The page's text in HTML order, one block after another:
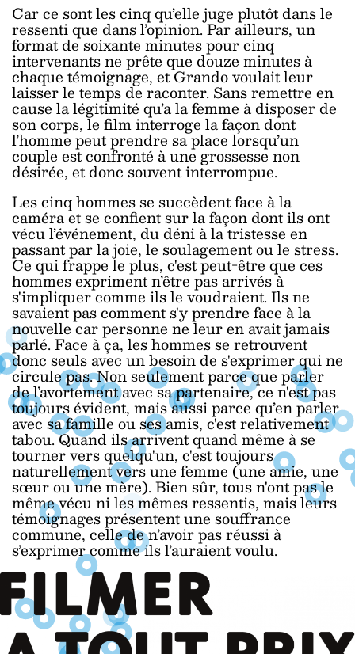
Car ce sont les cinq qu’elle juge plutôt dans le
ressenti que dans l’opinion. Par ailleurs, un
format de soixante minutes pour cinq
intervenants ne prête que douze minutes à
chaque témoignage, et Grando voulait leur
laisser le temps de raconter. Sans remettre en
cause la légitimité qu’a la femme à disposer de
son corps, le film interroge la façon dont
l’homme peut prendre sa place lorsqu’un
couple est confronté à une grossesse non
désirée, et donc souvent interrompue.
Les cinq hommes se succèdent face à la
caméra et se confient sur la façon dont ils ont
vécu l’événement, du déni à la tristesse en
passant par la joie, le soulagement ou le stress.
Ce qui frappe le plus, c'est peut-être que ces
hommes expriment n’être pas arrivés à
s'impliquer comme ils le voudraient. Ils ne
savaient pas comment s'y prendre face à la
nouvelle car personne ne leur en avait jamais
parlé. Face à ça, les hommes se retrouvent
donc seuls avec un besoin de s'exprimer qui ne
circule pas. Non seulement parce que parler
de l’avortement avec sa partenaire, ce n'est pas
toujours évident, mais aussi parce qu’en parler
avec sa famille ou ses amis, c'est relativement
tabou. Quand ils arrivent quand même à se
tourner vers quelqu'un, c'est toujours
naturellement vers une femme (une amie, une
sœur ou une mère). Bien sûr, tous n'ont pas le
même vécu ni les mêmes ressentis, mais leurs
témoignages présentent une souffrance
commune, celle de n’avoir pas réussi à
s’exprimer comme ils l’auraient voulu.